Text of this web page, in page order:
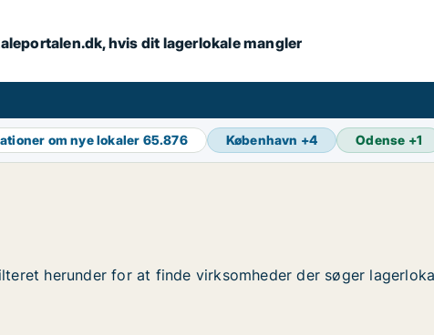
hvis dit lagerlokale mangler
om nye lokaler 65.876 København +4 Odense +1
herunder for at finde virksomheder der søger